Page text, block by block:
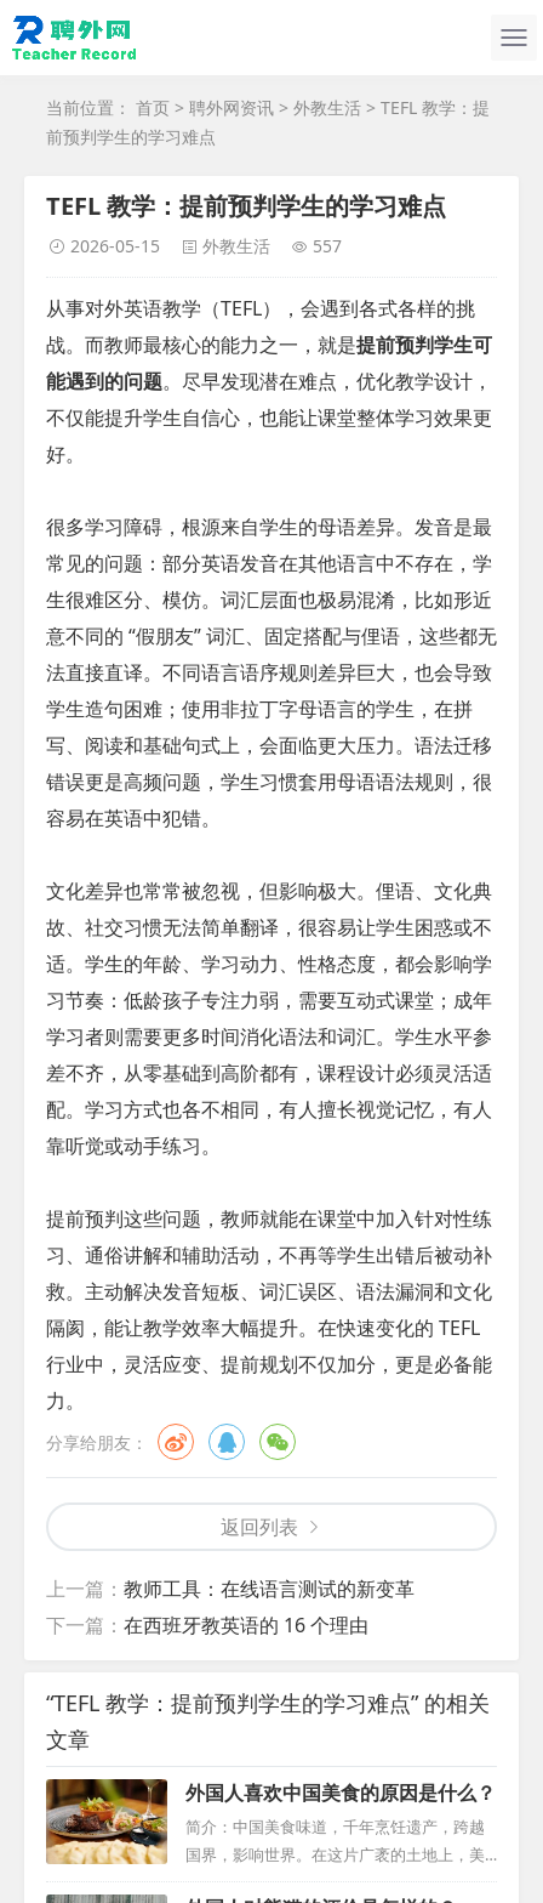
当前位置： 首页 > 聘外网资讯 > 外教生活 > TEFL 教学：提
前预判学生的学习难点
TEFL 教学：提前预判学生的学习难点
2026-05-15 外教生活 557
从事对外英语教学（TEFL），会遇到各式各样的挑
战。而教师最核心的能力之一，就是提前预判学生可
能遇到的问题。尽早发现潜在难点，优化教学设计，
不仅能提升学生自信心，也能让课堂整体学习效果更
好。
很多学习障碍，根源来自学生的母语差异。发音是最
常见的问题：部分英语发音在其他语言中不存在，学
生很难区分、模仿。词汇层面也极易混淆，比如形近
意不同的 “假朋友” 词汇、固定搭配与俚语，这些都无
法直接直译。不同语言语序规则差异巨大，也会导致
学生造句困难；使用非拉丁字母语言的学生，在拼
写、阅读和基础句式上，会面临更大压力。语法迁移
错误更是高频问题，学生习惯套用母语语法规则，很
容易在英语中犯错。
文化差异也常常被忽视，但影响极大。俚语、文化典
故、社交习惯无法简单翻译，很容易让学生困惑或不
适。学生的年龄、学习动力、性格态度，都会影响学
习节奏：低龄孩子专注力弱，需要互动式课堂；成年
学习者则需要更多时间消化语法和词汇。学生水平参
差不齐，从零基础到高阶都有，课程设计必须灵活适
配。学习方式也各不相同，有人擅长视觉记忆，有人
靠听觉或动手练习。
提前预判这些问题，教师就能在课堂中加入针对性练
习、通俗讲解和辅助活动，不再等学生出错后被动补
救。主动解决发音短板、词汇误区、语法漏洞和文化
隔阂，能让教学效率大幅提升。在快速变化的 TEFL
行业中，灵活应变、提前规划不仅加分，更是必备能
力。
分享给朋友：
返回列表
上一篇： 教师工具：在线语言测试的新变革
下一篇： 在西班牙教英语的 16 个理由
“TEFL 教学：提前预判学生的学习难点” 的相关
文章
外国人喜欢中国美食的原因是什么？
简介：中国美食味道，千年烹饪遗产，跨越
国界，影响世界。在这片广袤的土地上，美
食与文化交织，形成了一幅独特的烹饪挂